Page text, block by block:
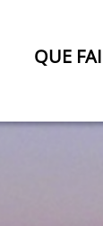
QUE